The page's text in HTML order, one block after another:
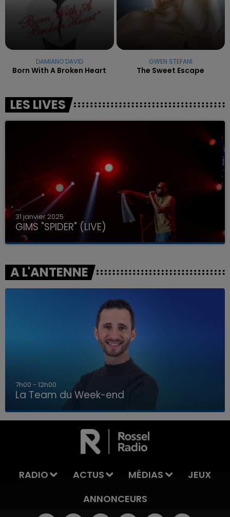
LA TEAM DU WEEK-END
DAMIANO DAVID
Born With A Broken Heart
GWEN STEFANI
The Sweet Escape
LES LIVES
31 janvier 2025
GIMS "SPIDER" (LIVE)
A L'ANTENNE
16h00 - 20h00
La Team du Week-end
RADIO ACTUS MÉDIAS
JEUX
ANNONCEURS